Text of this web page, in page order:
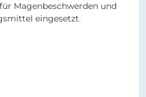
Magenbeschwerden und
eingesetzt.